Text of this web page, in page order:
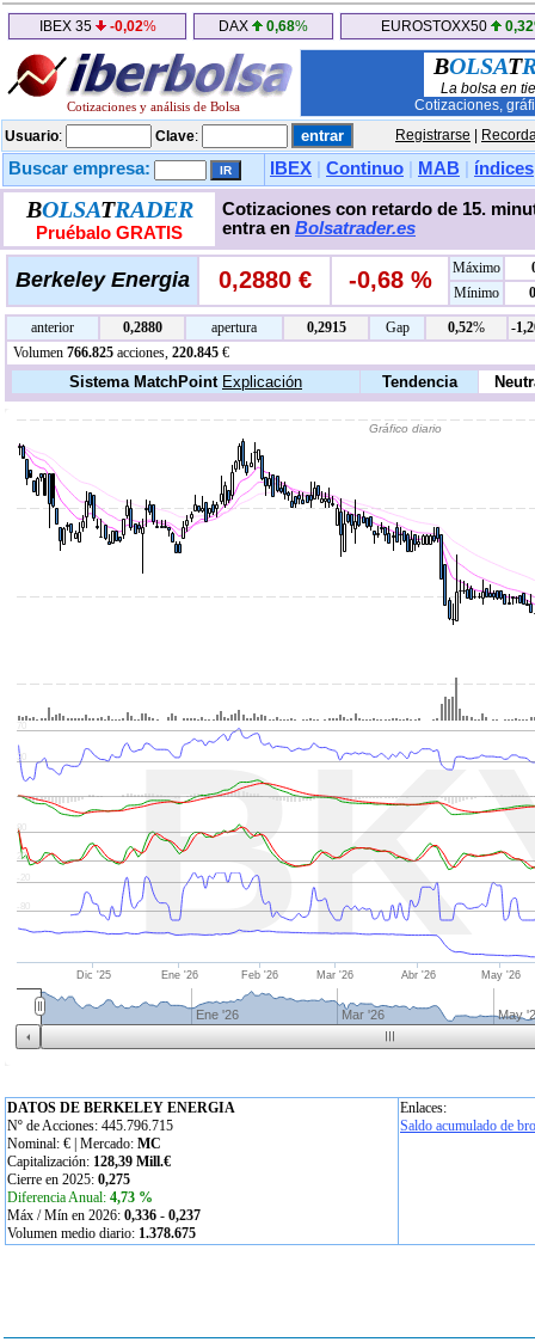
IBEX 35 -0,02% DAX 0,68% EUROSTOXX50 0,32
Cotizaciones y análisis de Bolsa
BOLSAT
La bolsa en
Cotizaciones,
Usuario: Clave: Registrarse
Buscar empresa: IBEX Continuo MAB índices
BOLSATRADER
Pruébalo GRATIS
Cotizaciones con retardo de 15.
entra en Bolsatrader.es
Berkeley Energia 0,2880 € -0,68 % Máximo
Mínimo
anterior 0,2880 apertura 0,2915 Gap 0,52%
-
Volumen 766.825 acciones, 220.845 €
DATOS DE BERKELEY ENERGIA
Nº de Acciones: 445.796.715
Nominal: € | Mercado: MC
Capitalización: 128,39 Mill.€
Cierre en 2025: 0,275
Diferencia Anual: 4,73 %
Máx / Mín en 2026: 0,336 - 0,237
Volumen medio diario: 1.378.675
Enlaces:
Saldo acumulado de